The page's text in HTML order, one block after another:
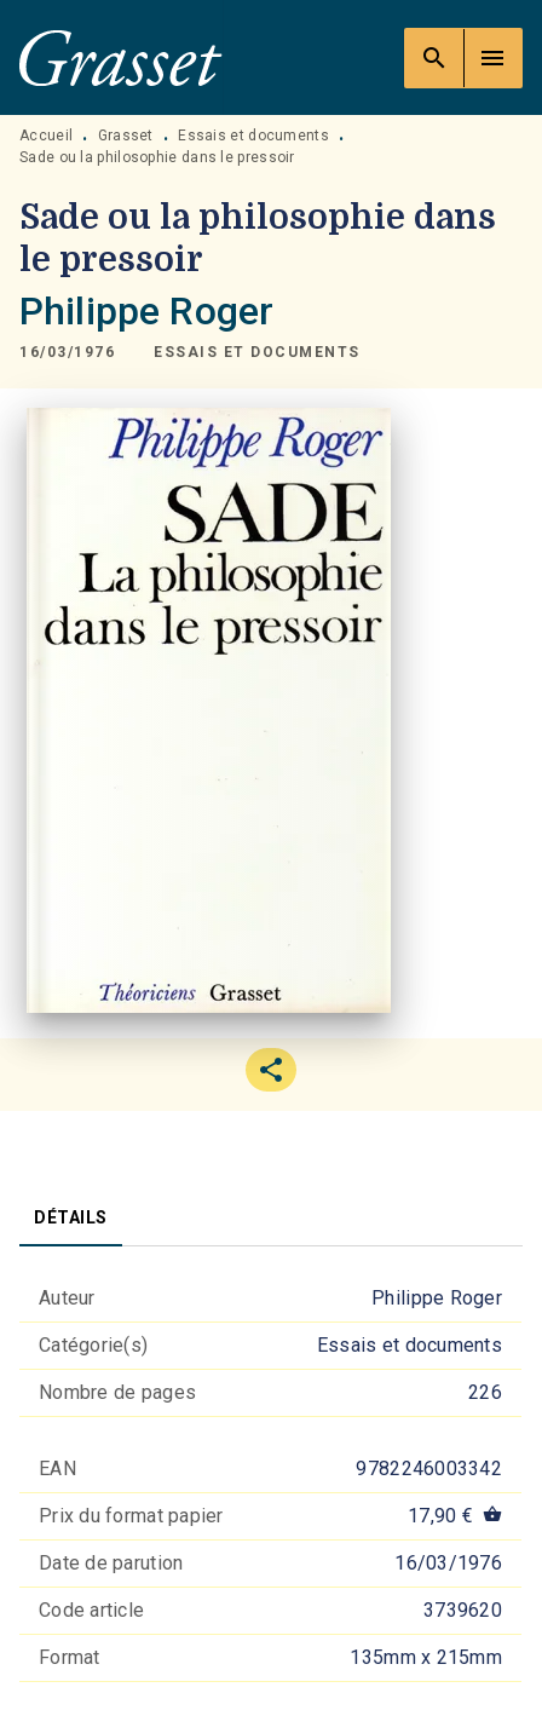
MENU RECHERCHE
PIED DE PAGE
search menu
Accueil • Grasset • Essais et documents
•
Sade ou la philosophie dans le pressoir
Sade ou la philosophie dans
le pressoir
Philippe Roger
16/03/1976 ESSAIS ET DOCUMENTS
DÉTAILS
Auteur Philippe Roger
Catégorie(s) Essais et documents
Nombre de pages 226
EAN 9782246003342
Prix du format papier 17,90 € shopping_basket
Date de parution 16/03/1976
Code article 3739620
Format 135mm x 215mm